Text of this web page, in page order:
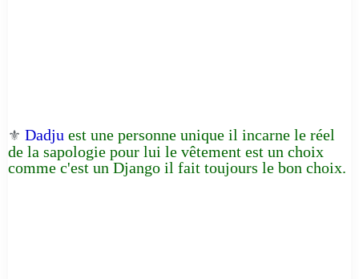
⚜️ Dadju est une personne unique il incarne le réel
de la sapologie pour lui le vêtement est un choix
comme c'est un Django il fait toujours le bon choix.